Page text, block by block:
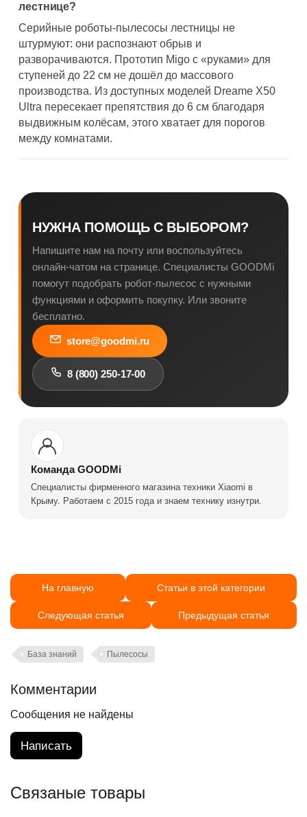
лестнице?
Серийные роботы-пылесосы лестницы не
штурмуют: они распознают обрыв и
разворачиваются. Прототип Migo с «руками» для
ступеней до 22 см не дошёл до массового
производства. Из доступных моделей Dreame X50
Ultra пересекает препятствия до 6 см благодаря
выдвижным колёсам, этого хватает для порогов
между комнатами.
НУЖНА ПОМОЩЬ С ВЫБОРОМ?
Напишите нам на почту или воспользуйтесь
онлайн-чатом на странице. Специалисты GOODMi
помогут подобрать робот-пылесос с нужными
функциями и оформить покупку. Или звоните
бесплатно.
store@goodmi.ru
8 (800) 250-17-00
Команда GOODMi
Специалисты фирменного магазина техники Xiaomi в
Крыму. Работаем с 2015 года и знаем технику изнутри.
На главную Статьи в этой категории
Следующая статья Предыдущая статья
База знаний Пылесосы
Комментарии
Сообщения не найдены
Написать
Связаные товары